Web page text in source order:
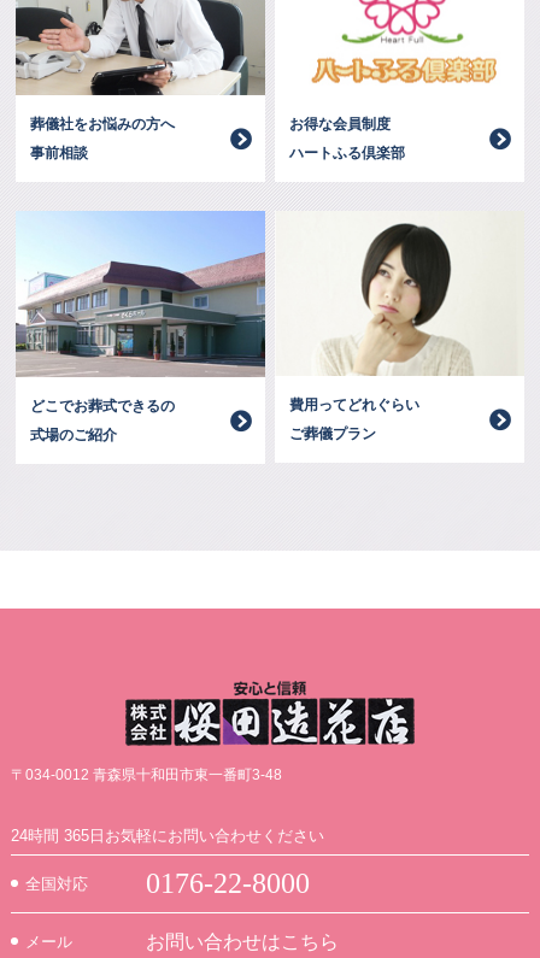
葬儀社をお悩みの方へ
事前相談
お得な会員制度
ハートふる倶楽部
どこでお葬式できるの
式場のご紹介
費用ってどれぐらい
ご葬儀プラン
〒034-0012 青森県十和田市東一番町3-48
24時間 365日お気軽にお問い合わせください
全国対応 0176-22-8000
メール お問い合わせはこちら